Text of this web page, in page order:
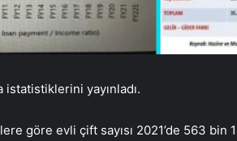
yayınladı.
göre evli çift sayısı 2021’de 563